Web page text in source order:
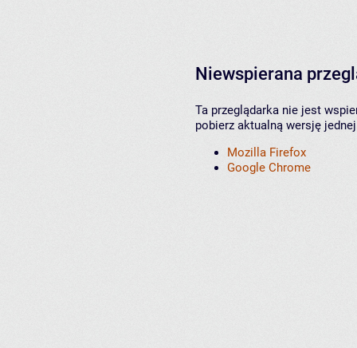
Niewspierana
Ta przeglądarka nie jest
pobierz aktualną wersję
Mozilla Firefox
Google Chrome